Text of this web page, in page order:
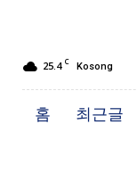
25.4 C Kosong
홈 최근글